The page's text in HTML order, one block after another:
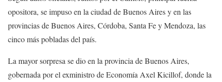
opositora, se impuso en la ciudad de Buenos Aires y en las
provincias de Buenos Aires, Córdoba, Santa Fe y Mendoza, las
cinco más pobladas del país.
La mayor sorpresa se dio en la provincia de Buenos Aires,
gobernada por el exministro de Economía Axel Kicillof, donde la